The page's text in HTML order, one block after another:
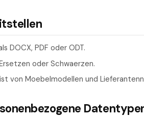
DOCX, PDF oder ODT.
oder Schwaerzen.
von Moebelmodellen und